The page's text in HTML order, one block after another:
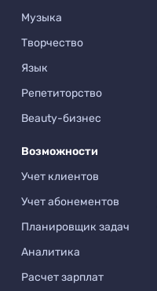
Музыка
Творчество
Язык
Репетиторство
Beauty-бизнес
Возможности
Учет клиентов
Учет абонементов
Планировщик задач
Аналитика
Расчет зарплат